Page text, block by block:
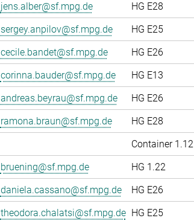
jens.alber@sf.mpg.de
HG E28
sergey.anpilov@sf.mpg.de
HG E25
cecile.bandet@sf.mpg.de
HG E26
corinna.bauder@sf.mpg.de
HG E13
andreas.beyrau@sf.mpg.de
HG E26
ramona.braun@sf.mpg.de
HG E28
Container 1.12
bruening@sf.mpg.de
HG 1.22
daniela.cassano@sf.mpg.de
HG E26
theodora.chalatsi@sf.mpg.de HG E25